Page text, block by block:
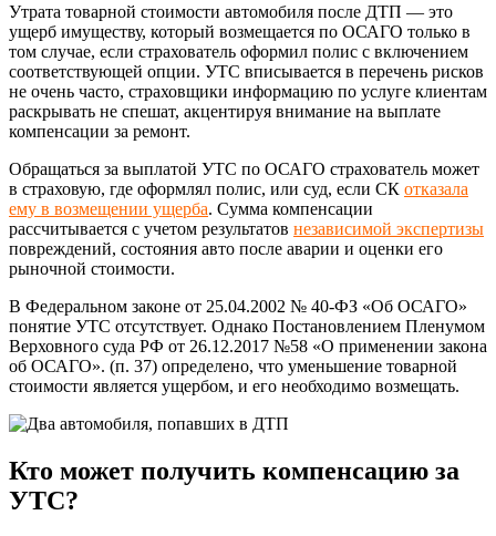
Утрата товарной стоимости автомобиля после ДТП — это
ущерб имуществу, который возмещается по ОСАГО только в
том случае, если страхователь оформил полис с включением
соответствующей опции. УТС вписывается в перечень рисков
не очень часто, страховщики информацию по услуге клиентам
раскрывать не спешат, акцентируя внимание на выплате
компенсации за ремонт.
Обращаться за выплатой УТС по ОСАГО страхователь может
в страховую, где оформлял полис, или суд, если СК отказала
ему в возмещении ущерба. Сумма компенсации
рассчитывается с учетом результатов независимой экспертизы
повреждений, состояния авто после аварии и оценки его
рыночной стоимости.
В Федеральном законе от 25.04.2002 № 40-ФЗ «Об ОСАГО»
понятие УТС отсутствует. Однако Постановлением Пленумом
Верховного суда РФ от 26.12.2017 №58 «О применении закона
об ОСАГО». (п. 37) определено, что уменьшение товарной
стоимости является ущербом, и его необходимо возмещать.
Кто может получить компенсацию за
УТС?